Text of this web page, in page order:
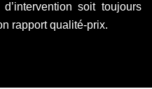
soit toujours
rapport qualité-prix.